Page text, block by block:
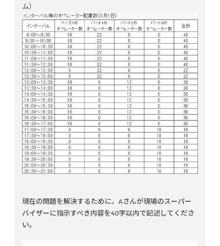
ム）
現在の問題を解決するために、Aさんが現場のスーパー
バイザーに指示すべき内容を40字以内で記述してくださ
い。